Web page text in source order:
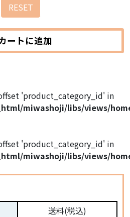
RESET
ートに追加
'product_category_id' in
miwashoji/libs/views/
'product_category_id' in
miwashoji/libs/views/
送料(税込)